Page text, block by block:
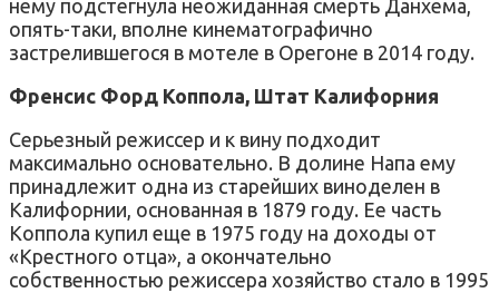
нему подстегнула неожиданная смерть Данхема,
опять-таки, вполне кинематографично
застрелившегося в мотеле в Орегоне в 2014 году.
Френсис Форд Коппола, Штат Калифорния
Серьезный режиссер и к вину подходит
максимально основательно. В долине Напа ему
принадлежит одна из старейших виноделен в
Калифорнии, основанная в 1879 году. Ее часть
Коппола купил еще в 1975 году на доходы от
«Крестного отца», а окончательно
собственностью режиссера хозяйство стало в 1995